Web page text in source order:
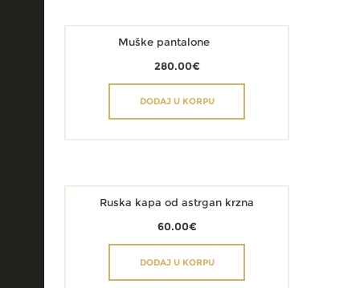
Muške pantalone
280.00€
DODAJ U KORPU
Ruska kapa od astrgan krzna
60.00€
DODAJ U KORPU